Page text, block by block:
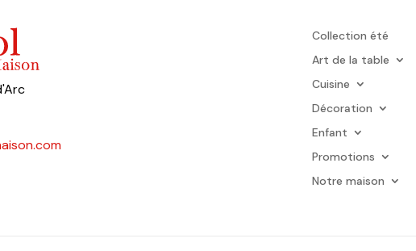
Collection été
Art de la table
Cuisine
Décoration
Enfant
Promotions
Notre maison